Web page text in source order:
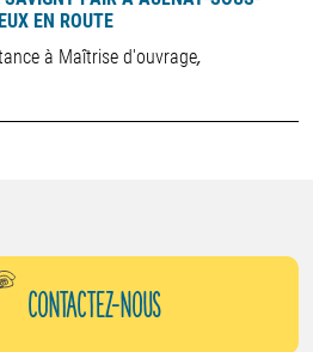
EN ROUTE
à Maîtrise d'ouvrage,
CONTACTEZ-NOUS